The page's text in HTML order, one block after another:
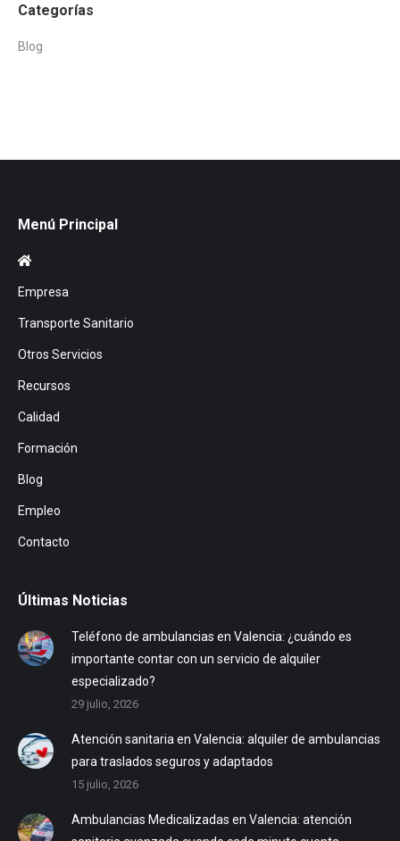
Categorías
Blog
Menú Principal
Empresa
Transporte Sanitario
Otros Servicios
Recursos
Calidad
Formación
Blog
Empleo
Contacto
Últimas Noticias
Teléfono de ambulancias en Valencia: ¿cuándo es
importante contar con un servicio de alquiler
especializado?
29 julio, 2026
Atención sanitaria en Valencia: alquiler de ambulancias
para traslados seguros y adaptados
15 julio, 2026
Ambulancias Medicalizadas en Valencia: atención